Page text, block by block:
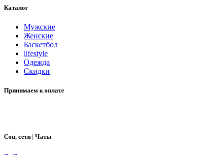
Каталог
Мужские
Женские
Баскетбол
lifestyle
Одежда
Скидки
Принимаем к оплате
Соц. сети | Чаты